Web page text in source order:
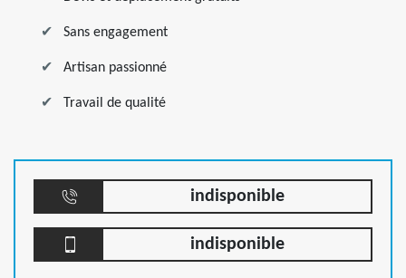
Sans engagement
Artisan passionné
Travail de qualité
indisponible
indisponible